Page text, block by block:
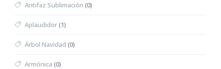
Antifaz Sublimación (0)
Aplaudidor(1)
Árbol Navidad (0)
Armónica (0)